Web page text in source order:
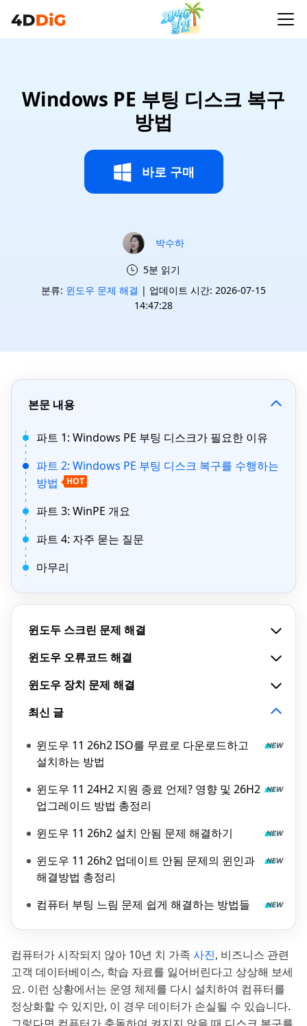
Windows PE 부팅 디스크 복구
방법
바로 구매
박수하
5분 읽기
분류: 윈도우 문제 해결 | 업데이트 시간: 2026-07-15
14:47:28
본문 내용
파트 1: Windows PE 부팅 디스크가 필요한 이유
파트 2: Windows PE 부팅 디스크 복구를 수행하는
방법
HOT
파트 3: WinPE 개요
파트 4: 자주 묻는 질문
마무리
윈도두 스크린 문제 해결
윈도우 오류코드 해결
윈도우 장치 문제 해결
최신 글
윈도우 11 26h2 ISO를 무료로 다운로드하고
설치하는 방법
윈도우 11 24H2 지원 종료 언제? 영향 및 26H2
업그레이드 방법 총정리
윈도우 11 26h2 설치 안됨 문제 해결하기
윈도우 11 26h2 업데이트 안됨 문제의 윈인과
해결방법 총정리
컴퓨터 부팅 느림 문제 쉽게 해결하는 방법들
컴퓨터가 시작되지 않아 10년 치 가족 사진, 비즈니스 관련
고객 데이터베이스, 학습 자료를 잃어버린다고 상상해 보세
요. 이런 상황에서는 운영 체제를 다시 설치하여 컴퓨터를
정상화할 수 있지만, 이 경우 데이터가 손실될 수 있습니다.